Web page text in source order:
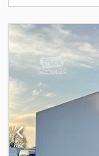
jármű jellemzőit.